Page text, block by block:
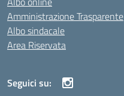
Amministrazione Trasparente
Albo sindacale
Area Riservata
Seguici su: